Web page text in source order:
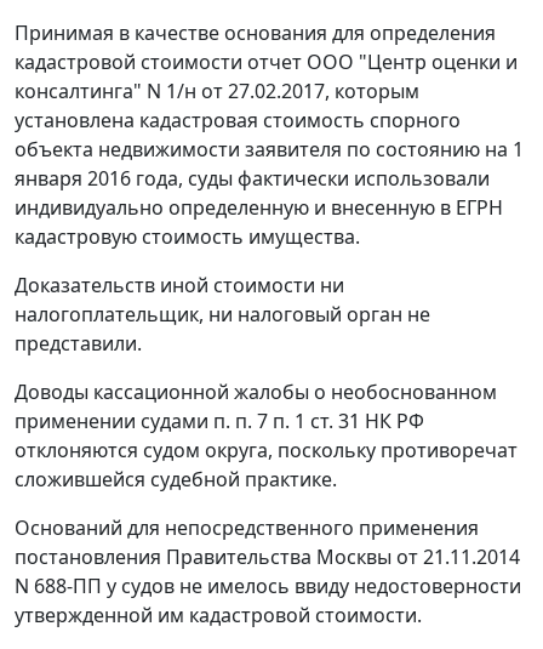
Принимая в качестве основания для определения
кадастровой стоимости отчет ООО "Центр оценки и
консалтинга" N 1/н от 27.02.2017, которым
установлена кадастровая стоимость спорного
объекта недвижимости заявителя по состоянию на 1
января 2016 года, суды фактически использовали
индивидуально определенную и внесенную в ЕГРН
кадастровую стоимость имущества.
Доказательств иной стоимости ни
налогоплательщик, ни налоговый орган не
представили.
Доводы кассационной жалобы о необоснованном
применении судами п. п. 7 п. 1 ст. 31 НК РФ
отклоняются судом округа, поскольку противоречат
сложившейся судебной практике.
Оснований для непосредственного применения
постановления Правительства Москвы от 21.11.2014
N 688-ПП у судов не имелось ввиду недостоверности
утвержденной им кадастровой стоимости.